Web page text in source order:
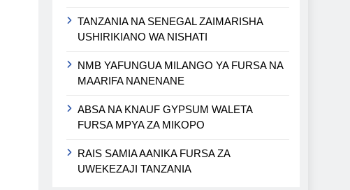
TANZANIA NA SENEGAL ZAIMARISHA
USHIRIKIANO WA NISHATI
NMB YAFUNGUA MILANGO YA FURSA NA
MAARIFA NANENANE
ABSA NA KNAUF GYPSUM WALETA
FURSA MPYA ZA MIKOPO
RAIS SAMIA AANIKA FURSA ZA
UWEKEZAJI TANZANIA